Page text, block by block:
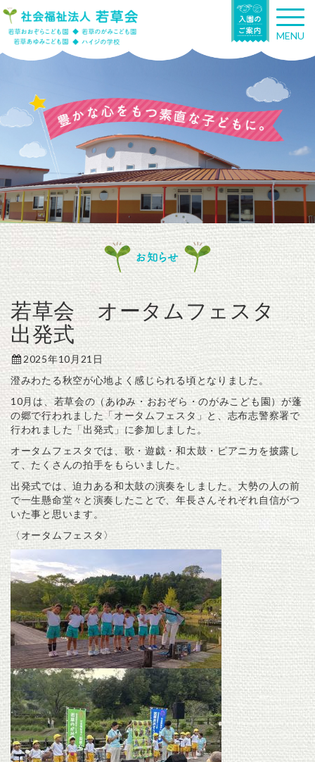
T
o
g
n
g
a
t
n
MENU
お知らせ
若草会 オータムフェスタ
出発式
2025年10月21日
澄みわたる秋空が心地よく感じられる頃となりました。
10月は、若草会の（あゆみ・おおぞら・のがみこども園）が蓬
の郷で行われました「オータムフェスタ」と、志布志警察署で
行われました「出発式」に参加しました。
オータムフェスタでは、歌・遊戯・和太鼓・ピアニカを披露し
て、たくさんの拍手をもらいました。
出発式では、迫力ある和太鼓の演奏をしました。大勢の人の前
で一生懸命堂々と演奏したことで、年長さんそれぞれ自信がつ
いた事と思います。
〈オータムフェスタ〉